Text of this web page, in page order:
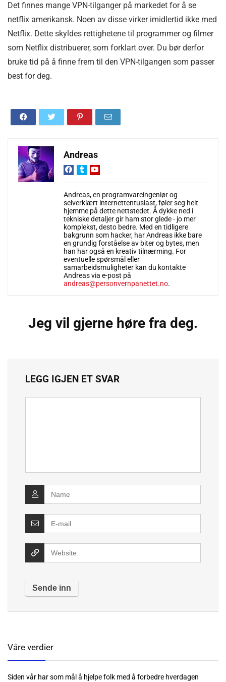
Det finnes mange VPN-tilganger på markedet for å se
netflix amerikansk. Noen av disse virker imidlertid ikke med
Netflix. Dette skyldes rettighetene til programmer og filmer
som Netflix distribuerer, som forklart over. Du bør derfor
bruke tid på å finne frem til den VPN-tilgangen som passer
best for deg.
Andreas
Andreas, en programvareingeniør og
selverklært internettentusiast, føler seg helt
hjemme på dette nettstedet. Å dykke ned i
tekniske detaljer gir ham stor glede - jo mer
komplekst, desto bedre. Med en tidligere
bakgrunn som hacker, har Andreas ikke bare
en grundig forståelse av biter og bytes, men
han har også en kreativ tilnærming. For
eventuelle spørsmål eller
samarbeidsmuligheter kan du kontakte
Andreas via e-post på
andreas@personvernpanettet.no.
Jeg vil gjerne høre fra deg.
LEGG IGJEN ET SVAR
Våre verdier
Siden vår har som mål å hjelpe folk med å forbedre hverdagen